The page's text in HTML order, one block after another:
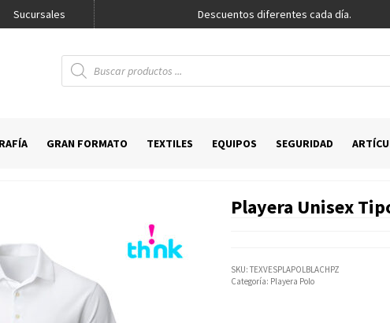
Sucursales Descuentos diferentes cada día.
Búsqueda
de
productos
GRAN FORMATO TEXTILES EQUIPOS SEGURIDAD
Playera Unisex
SKU: TEXVESPLAPOLBLACHPZ
Categoría: Playera Polo